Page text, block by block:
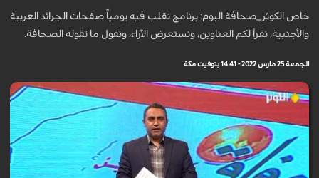
خاص الكوثر_صحافة اليوم: برنامج نقلب فيه يومياً صفحات الجرائد العربية
والأجنبية، نقرأ لكم العناوين، ونستعرض الآراء، ونقول ما تقوله الصحافة.
الجمعة 25 مارس 2022 - 14:41 بتوقيت مكة